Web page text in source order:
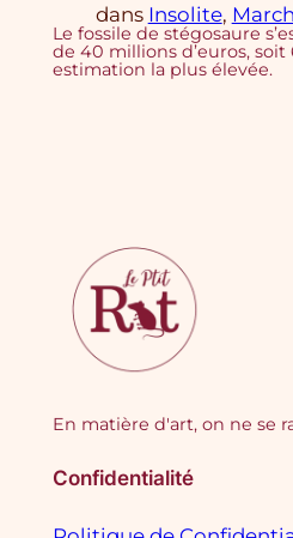
dans Insolite,
Le fossile de stégosaure
de 40 millions d’euros, soit
estimation la plus élevée.
En matière d'art, on ne se
Confidentialité